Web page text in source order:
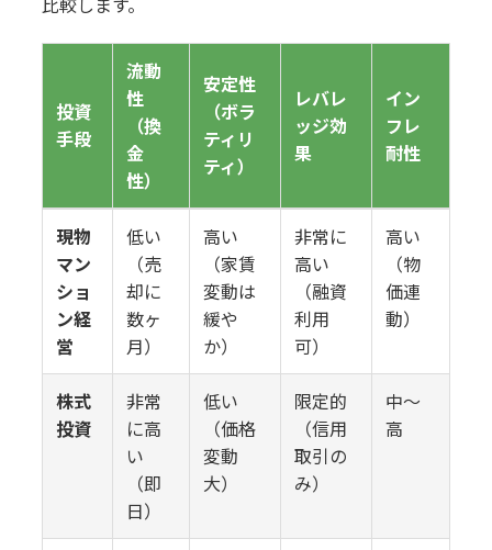
投資
手段
流動
性
（換
金
性）
安定性
（ボラ
ティリ
ティ）
レバレ
ッジ効
果
イン
フレ
耐性
現物
マン
ショ
ン経
営
低い
（売
却に
数ヶ
月）
高い
（家賃
変動は
緩や
か）
非常に
高い
（融資
利用
可）
高い
（物
価連
動）
株式
投資
非常
に高
い
（即
日）
低い
（価格
変動
大）
限定的
（信用
取引の
み）
中〜
高